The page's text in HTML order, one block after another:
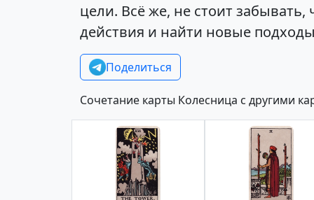
цели. Всё же, не стоит
действия и найти новые
Поделиться
Сочетание карты Колесница с другими